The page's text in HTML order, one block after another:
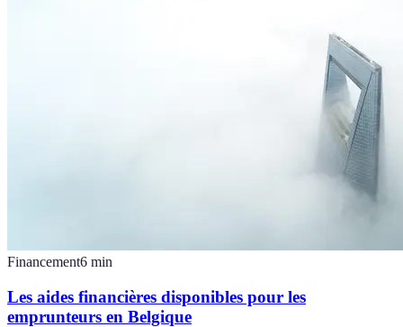
Financement6 min
Les aides financières disponibles pour les
emprunteurs en Belgique